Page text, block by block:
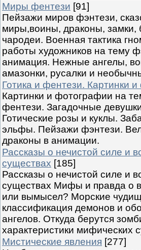
Миры фентези [91]
Пейзажи миров фэнтези,
миры,воины, драконы, замки,
чародеи. Военная тактика
работы художников на тему
анимация. Нежные ангелы,
амазонки, русалки и
Готика и фентези. Картинки
Картинки и фотографии на
фентези. Загадочные
Готические розы и куклы.
эльфы. Пейзажи фэнтези.
драконы в анимации.
Рассказы о нечистой силе и
существах [185]
Рассказы о нечистой силе и
существах Мифы и правда о
или вымысел? Морские
классификация демонов и
ангелов. Откуда берутся
характеристики мифических
Мистические явления [277]